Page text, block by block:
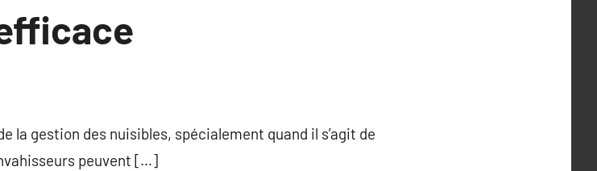
la gestion des nuisibles, spécialement quand il s’agit de
peuvent […]